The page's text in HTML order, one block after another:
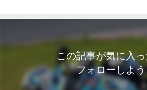
この記事が気に入っ
フォローしよう